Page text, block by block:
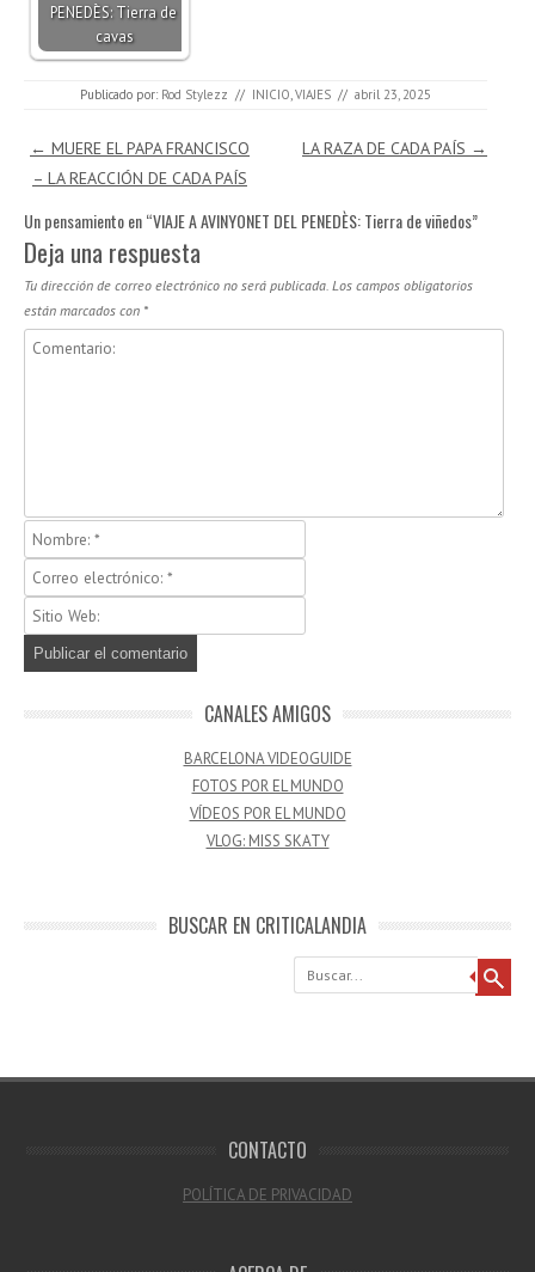
PENEDÈS: Tierra de
cavas
Publicado por: Rod Stylezz // INICIO VIAJES // abril 23, 2025
Navegación de entradas
← MUERE EL PAPA FRANCISCO
– LA REACCIÓN DE CADA PAÍS
LA RAZA DE CADA PAÍS →
Un pensamiento en “VIAJE A AVINYONET DEL PENEDÈS: Tierra de viñedos”
Deja una respuesta
Tu dirección de correo electrónico no será publicada. Los campos obligatorios
están marcados con *
CANALES AMIGOS
BARCELONA VIDEOGUIDE
FOTOS POR EL MUNDO
VÍDEOS POR EL MUNDO
VLOG: MISS SKATY
BUSCAR EN CRITICALANDIA
Buscar
CONTACTO
POLÍTICA DE PRIVACIDAD